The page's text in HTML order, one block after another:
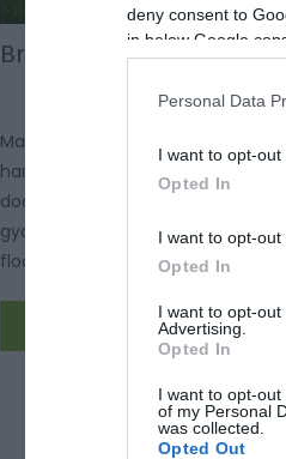
deny consent to
in below Google
Personal Data
I want to opt-out
Opted In
I want to opt-out
Opted In
I want to opt-
Advertising.
Opted In
I want to opt-
of my Personal
was collected.
Opted Out
Brockwells Meadows
Mae Brockwells Meadows yn fan
hardd 5 hectar yn ne Sir Fynwy sy'n
dod yn fyw yn y gwanwyn a'r haf
gydag amrywiaeth ddisglair o
flodau gwyllt.